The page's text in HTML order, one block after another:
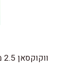
ווקוקסאן 2.5 מ"ג/מ"ל תמיסה אורלית (1 ליטר)